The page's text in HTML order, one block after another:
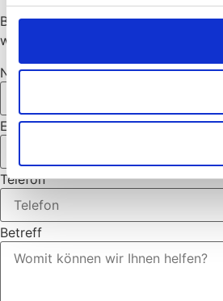
Bitte füllen Sie Ihre Daten aus, wir
wie möglich bei Ihnen.
Name
E-Mail
Telefon
Betreff